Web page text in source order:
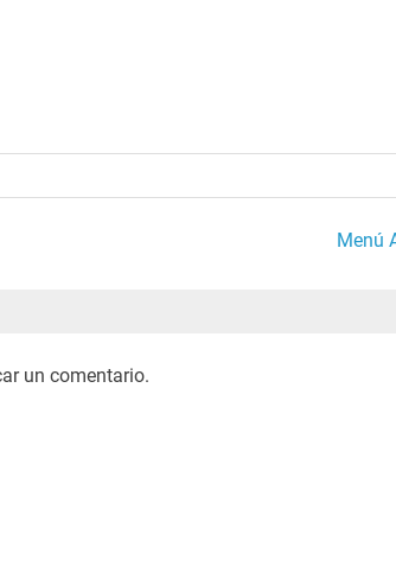
Menú
un comentario.